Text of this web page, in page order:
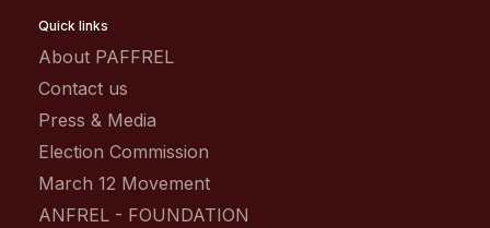
Quick links
About PAFFREL
Contact us
Press & Media
Election Commission
March 12 Movement
ANFREL - FOUNDATION